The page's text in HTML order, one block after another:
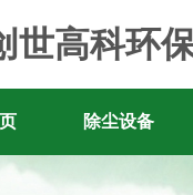
世高科环
除尘设备